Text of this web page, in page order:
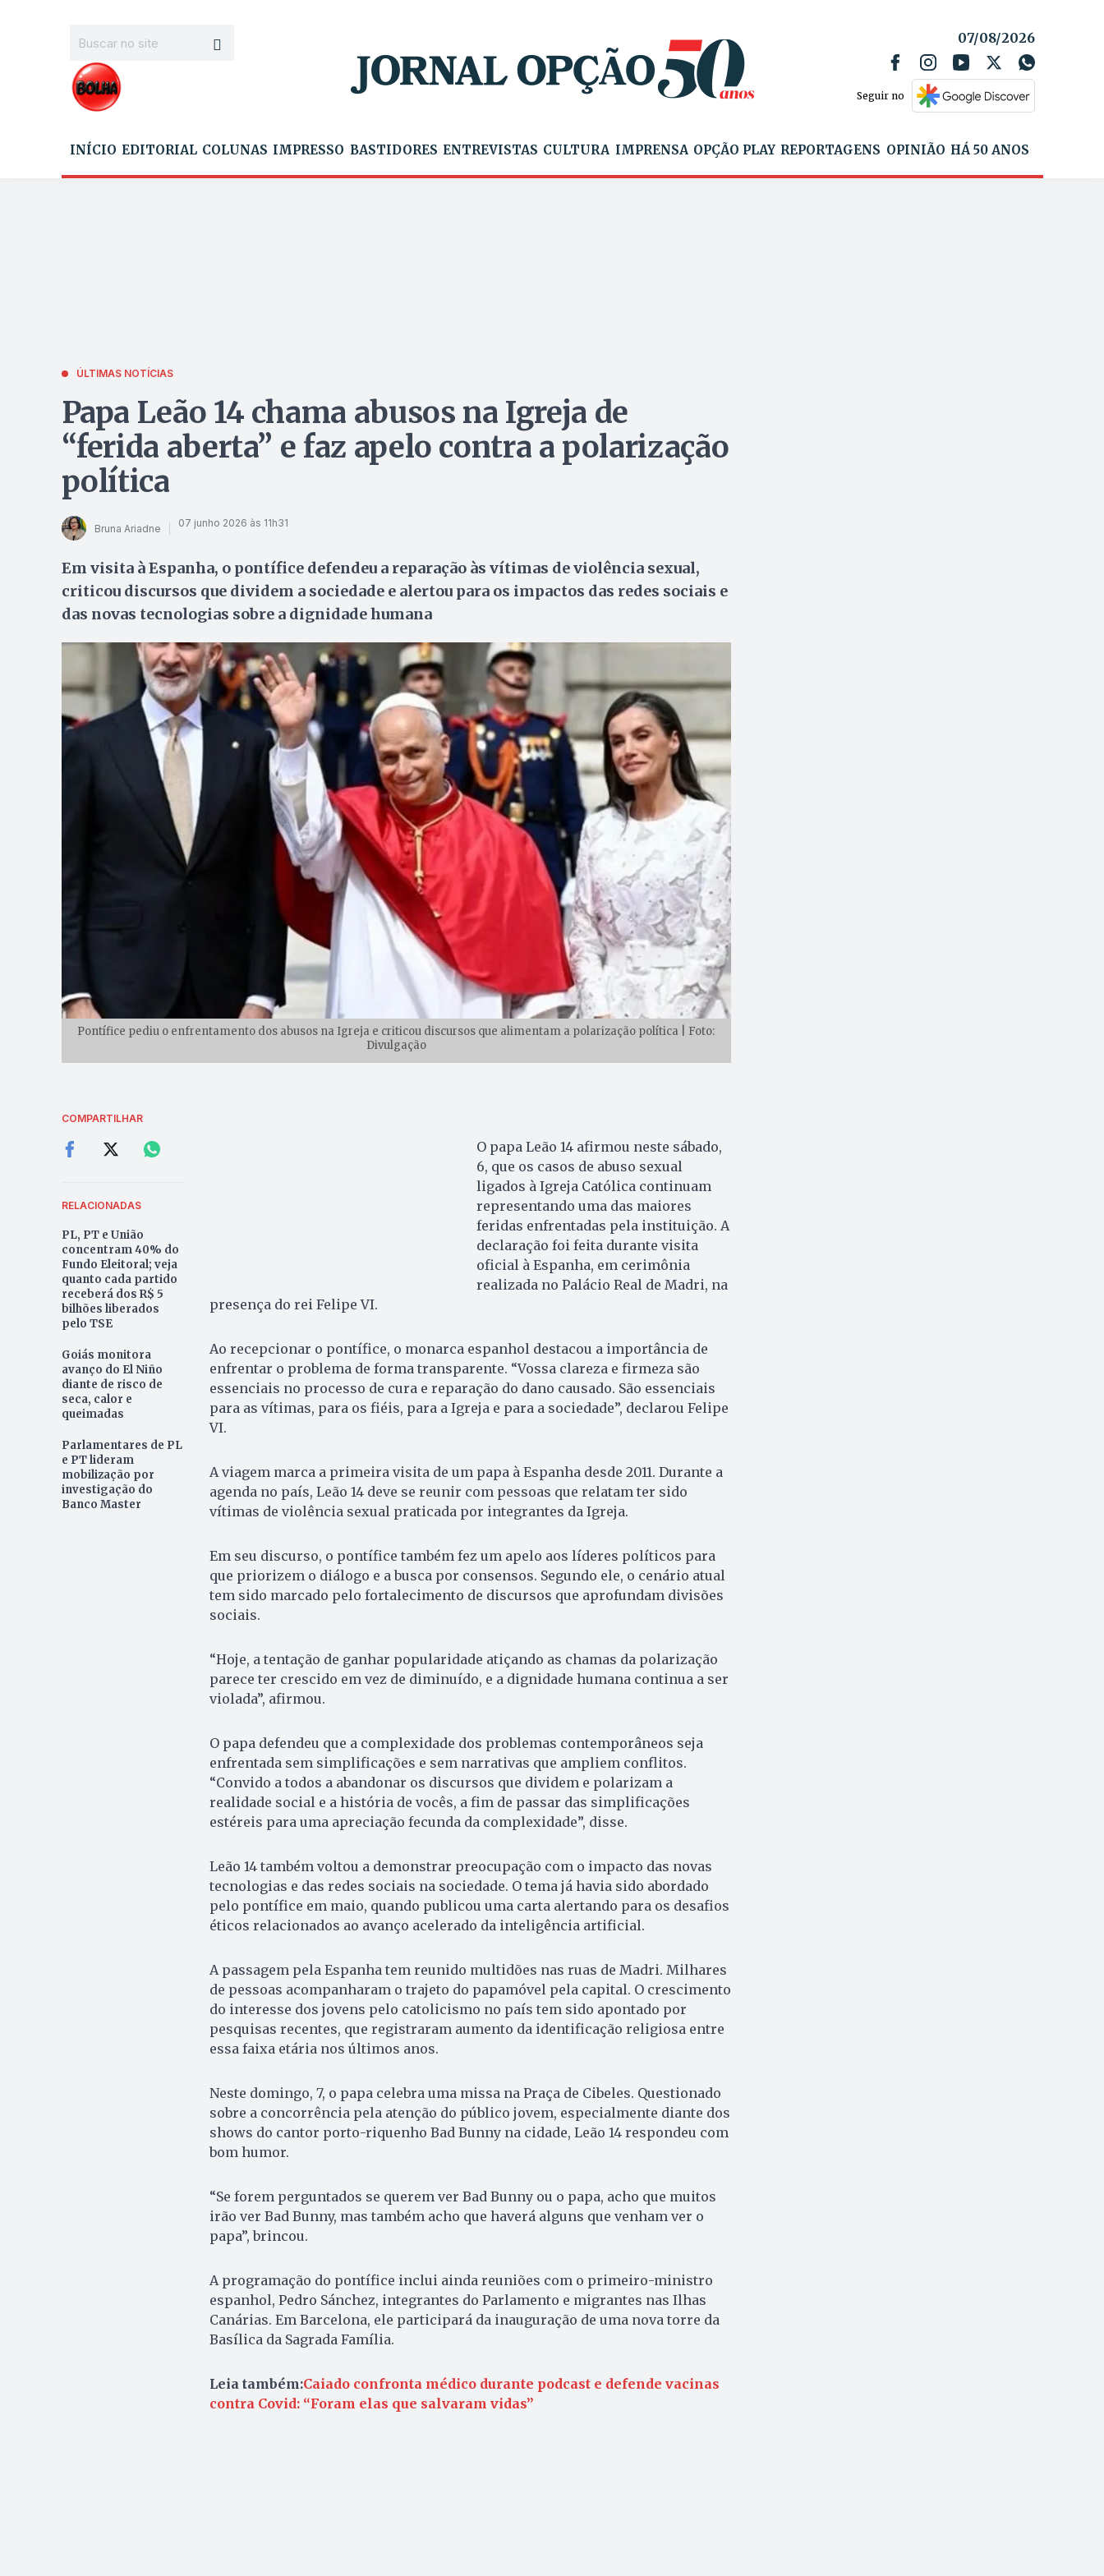
07/08/2026
Seguir no
INÍCIO EDITORIAL COLUNAS IMPRESSO BASTIDORES ENTREVISTAS CULTURA IMPRENSA OPÇÃO PLAY REPORTAGENS OPINIÃO HÁ 50 ANOS
ÚLTIMAS NOTÍCIAS
Papa Leão 14 chama abusos na Igreja de
“ferida aberta” e faz apelo contra a polarização
política
Bruna Ariadne 07 junho 2026 às 11h31
Em visita à Espanha, o pontífice defendeu a reparação às vítimas de violência sexual,
criticou discursos que dividem a sociedade e alertou para os impactos das redes sociais e
das novas tecnologias sobre a dignidade humana
Pontífice pediu o enfrentamento dos abusos na Igreja e criticou discursos que alimentam a polarização política | Foto:
Divulgação
COMPARTILHAR
RELACIONADAS
PL, PT e União
concentram 40% do
Fundo Eleitoral; veja
quanto cada partido
receberá dos R$ 5
bilhões liberados
pelo TSE
Goiás monitora
avanço do El Niño
diante de risco de
seca, calor e
queimadas
Parlamentares de PL
e PT lideram
mobilização por
investigação do
Banco Master
O papa Leão 14 afirmou neste sábado,
6, que os casos de abuso sexual
ligados à Igreja Católica continuam
representando uma das maiores
feridas enfrentadas pela instituição. A
declaração foi feita durante visita
oficial à Espanha, em cerimônia
realizada no Palácio Real de Madri, na
presença do rei Felipe VI.
Ao recepcionar o pontífice, o monarca espanhol destacou a importância de
enfrentar o problema de forma transparente. “Vossa clareza e firmeza são
essenciais no processo de cura e reparação do dano causado. São essenciais
para as vítimas, para os fiéis, para a Igreja e para a sociedade”, declarou Felipe
VI.
A viagem marca a primeira visita de um papa à Espanha desde 2011. Durante a
agenda no país, Leão 14 deve se reunir com pessoas que relatam ter sido
vítimas de violência sexual praticada por integrantes da Igreja.
Em seu discurso, o pontífice também fez um apelo aos líderes políticos para
que priorizem o diálogo e a busca por consensos. Segundo ele, o cenário atual
tem sido marcado pelo fortalecimento de discursos que aprofundam divisões
sociais.
“Hoje, a tentação de ganhar popularidade atiçando as chamas da polarização
parece ter crescido em vez de diminuído, e a dignidade humana continua a ser
violada”, afirmou.
O papa defendeu que a complexidade dos problemas contemporâneos seja
enfrentada sem simplificações e sem narrativas que ampliem conflitos.
“Convido a todos a abandonar os discursos que dividem e polarizam a
realidade social e a história de vocês, a fim de passar das simplificações
estéreis para uma apreciação fecunda da complexidade”, disse.
Leão 14 também voltou a demonstrar preocupação com o impacto das novas
tecnologias e das redes sociais na sociedade. O tema já havia sido abordado
pelo pontífice em maio, quando publicou uma carta alertando para os desafios
éticos relacionados ao avanço acelerado da inteligência artificial.
A passagem pela Espanha tem reunido multidões nas ruas de Madri. Milhares
de pessoas acompanharam o trajeto do papamóvel pela capital. O crescimento
do interesse dos jovens pelo catolicismo no país tem sido apontado por
pesquisas recentes, que registraram aumento da identificação religiosa entre
essa faixa etária nos últimos anos.
Neste domingo, 7, o papa celebra uma missa na Praça de Cibeles. Questionado
sobre a concorrência pela atenção do público jovem, especialmente diante dos
shows do cantor porto-riquenho Bad Bunny na cidade, Leão 14 respondeu com
bom humor.
“Se forem perguntados se querem ver Bad Bunny ou o papa, acho que muitos
irão ver Bad Bunny, mas também acho que haverá alguns que venham ver o
papa”, brincou.
A programação do pontífice inclui ainda reuniões com o primeiro-ministro
espanhol, Pedro Sánchez, integrantes do Parlamento e migrantes nas Ilhas
Canárias. Em Barcelona, ele participará da inauguração de uma nova torre da
Basílica da Sagrada Família.
Leia também:Caiado confronta médico durante podcast e defende vacinas
contra Covid: “Foram elas que salvaram vidas”